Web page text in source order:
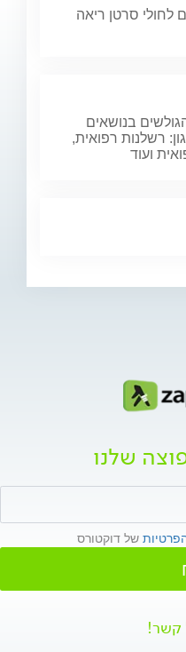
לחולי סרטן ריאה
בנושאים
רשלנות רפואית,
ועוד
שלנו
של דוקטורס
קשר!